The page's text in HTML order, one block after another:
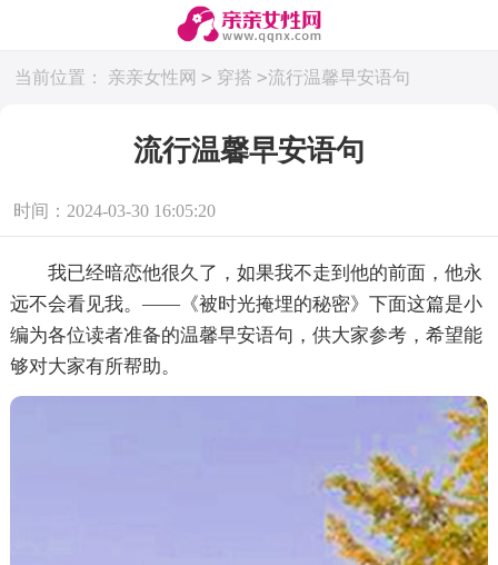
当前位置： 亲亲女性网 > 穿搭 >流行温馨早安语句
流行温馨早安语句
时间：2024-03-30 16:05:20
我已经暗恋他很久了，如果我不走到他的前面，他永
远不会看见我。——《被时光掩埋的秘密》下面这篇是小
编为各位读者准备的温馨早安语句，供大家参考，希望能
够对大家有所帮助。